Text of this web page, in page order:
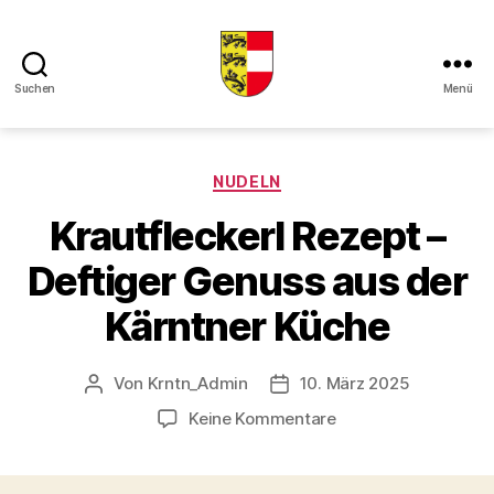
Suchen
Kueche
Menü
Kategorien
NUDELN
Krautfleckerl Rezept –
Deftiger Genuss aus der
Kärntner Küche
Beitragsautor
Von Krntn_Admin Veröffentlichungsdatum
10. März 2025
Keine Kommentarezu